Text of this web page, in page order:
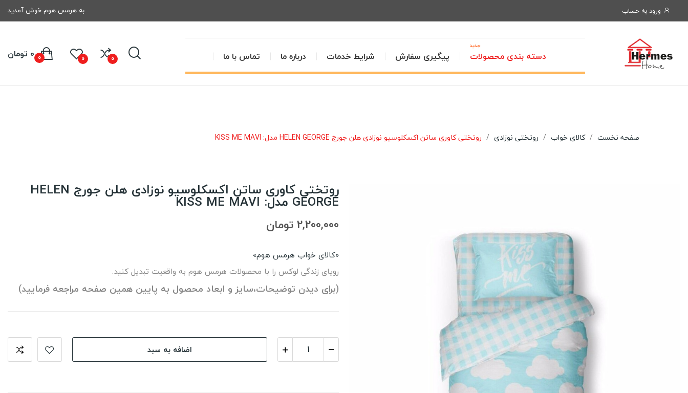
ورود به حساب به هرمس هوم خوش آمدید
دسته بندی محصولات
جدید
پیگیری سفارش شرایط خدمات درباره ما تماس با ما 0
0 0 تومان 0
صفحه نخست کالای خواب روتختی نوزادی روتختی کاوری ساتن اکسکلوسیو نوزادی هلن جورج HELEN GEORGE مدل: KISS ME MAVI
روتختی کاوری ساتن اکسکلوسیو نوزادی هلن جورج HELEN
GEORGE مدل: KISS ME MAVI
2,200,000 تومان
«کالای خواب هرمس هوم»
رویای زندگی لوکس را با محصولات هرمس هوم به واقعیت تبدیل کنید.
(برای دیدن توضیحات،سایز و ابعاد محصول به پایین همین صفحه مراجعه فرمایید)
اضافه به سبد